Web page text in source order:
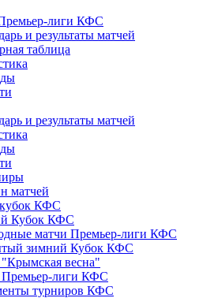
лиги КФС
и результаты матчей
таблица
и результаты матчей
матчей
КФС
Кубок КФС
матчи Премьер-лиги КФС
зимний Кубок КФС
весна"
Премьер-лиги КФС
турниров КФС